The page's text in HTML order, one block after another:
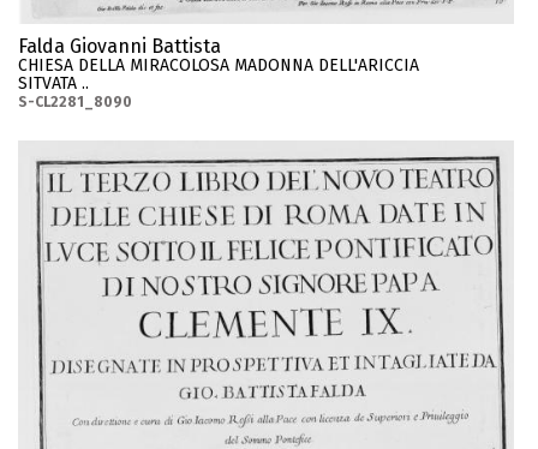
Falda Giovanni Battista
CHIESA DELLA MIRACOLOSA MADONNA DELL'ARICCIA
SITVATA ..
S-CL2281_8090